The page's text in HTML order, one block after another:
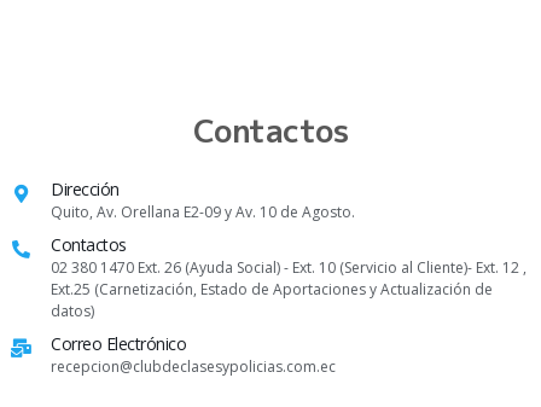
Contactos
Dirección
Quito, Av. Orellana E2-09 y Av. 10 de Agosto.
Contactos
02 380 1470 Ext. 26 (Ayuda Social) - Ext. 10 (Servicio al Cliente)- Ext. 12 ,
Ext.25 (Carnetización, Estado de Aportaciones y Actualización de
datos)
Correo Electrónico
recepcion@clubdeclasesypolicias.com.ec